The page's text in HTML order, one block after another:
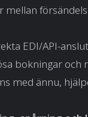
EDI/API-
bokningar och
med ännu,